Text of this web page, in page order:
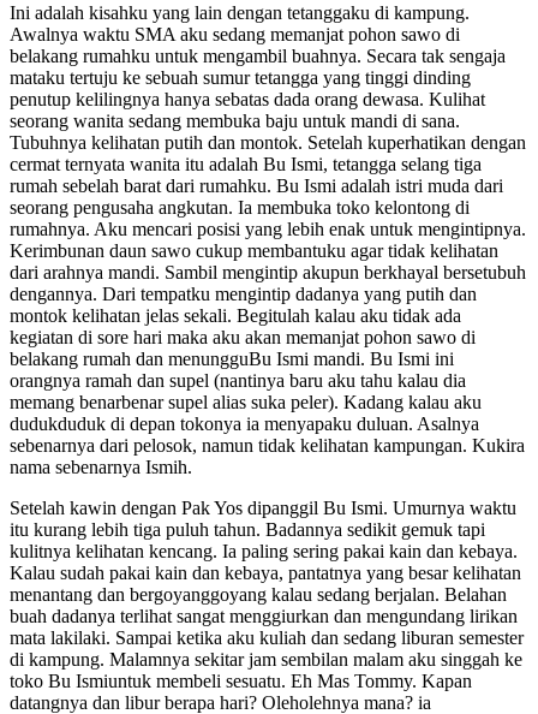
Ini adalah kisahku yang lain dengan tetanggaku di kampung.
Awalnya waktu SMA aku sedang memanjat pohon sawo di
belakang rumahku untuk mengambil buahnya. Secara tak sengaja
mataku tertuju ke sebuah sumur tetangga yang tinggi dinding
penutup kelilingnya hanya sebatas dada orang dewasa. Kulihat
seorang wanita sedang membuka baju untuk mandi di sana.
Tubuhnya kelihatan putih dan montok. Setelah kuperhatikan dengan
cermat ternyata wanita itu adalah Bu Ismi, tetangga selang tiga
rumah sebelah barat dari rumahku. Bu Ismi adalah istri muda dari
seorang pengusaha angkutan. Ia membuka toko kelontong di
rumahnya. Aku mencari posisi yang lebih enak untuk mengintipnya.
Kerimbunan daun sawo cukup membantuku agar tidak kelihatan
dari arahnya mandi. Sambil mengintip akupun berkhayal bersetubuh
dengannya. Dari tempatku mengintip dadanya yang putih dan
montok kelihatan jelas sekali. Begitulah kalau aku tidak ada
kegiatan di sore hari maka aku akan memanjat pohon sawo di
belakang rumah dan menungguBu Ismi mandi. Bu Ismi ini
orangnya ramah dan supel (nantinya baru aku tahu kalau dia
memang benarbenar supel alias suka peler). Kadang kalau aku
dudukduduk di depan tokonya ia menyapaku duluan. Asalnya
sebenarnya dari pelosok, namun tidak kelihatan kampungan. Kukira
nama sebenarnya Ismih.
Setelah kawin dengan Pak Yos dipanggil Bu Ismi. Umurnya waktu
itu kurang lebih tiga puluh tahun. Badannya sedikit gemuk tapi
kulitnya kelihatan kencang. Ia paling sering pakai kain dan kebaya.
Kalau sudah pakai kain dan kebaya, pantatnya yang besar kelihatan
menantang dan bergoyanggoyang kalau sedang berjalan. Belahan
buah dadanya terlihat sangat menggiurkan dan mengundang lirikan
mata lakilaki. Sampai ketika aku kuliah dan sedang liburan semester
di kampung. Malamnya sekitar jam sembilan malam aku singgah ke
toko Bu Ismiuntuk membeli sesuatu. Eh Mas Tommy. Kapan
datangnya dan libur berapa hari? Oleholehnya mana? ia